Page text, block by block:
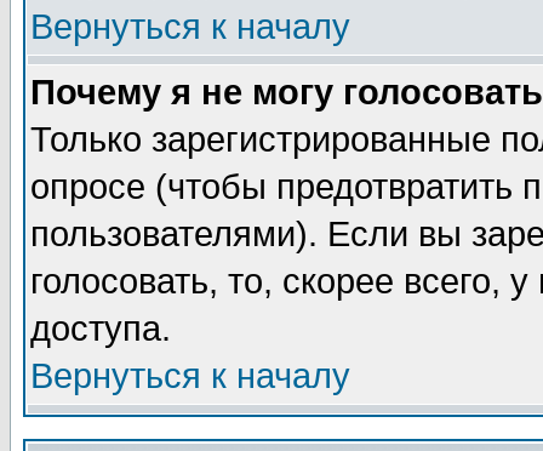
Вернуться к началу
Почему я не могу
Только зарегистрированные
опросе (чтобы предотвратить
пользователями). Если вы
голосовать, то, скорее всего,
доступа.
Вернуться к началу